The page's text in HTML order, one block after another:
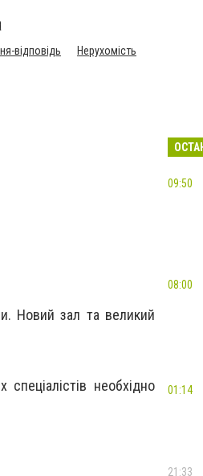
відповідь
Нерухомість
Новий зал та великий
необхідно
09:50
08:00
01:14
21:33